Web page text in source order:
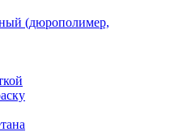
(дюрополимер,